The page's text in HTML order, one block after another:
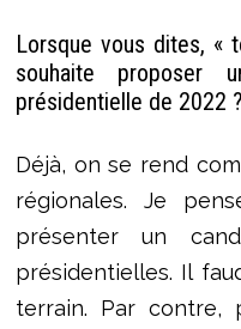
Lorsque vous dites, «
souhaite proposer
présidentielle de 2022 ?
Déjà, on se rend
régionales. Je
présenter un
présidentielles. Il
terrain. Par contre,